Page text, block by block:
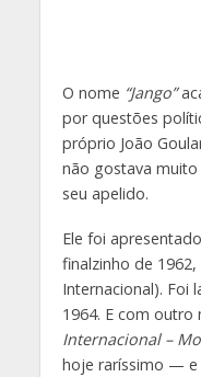
O nome “Jango”
por questões
próprio João
não gostava
seu apelido.
Ele foi
finalzinho de
Internacional). Foi
1964. E com outro
Internacional –
hoje raríssimo —